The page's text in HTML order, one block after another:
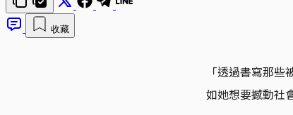
收藏
「透過書寫那
如她想要撼動社